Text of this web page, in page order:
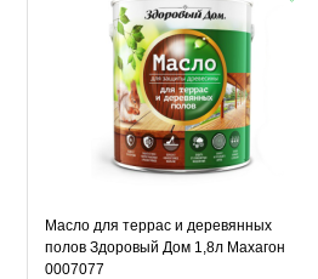
Масло для террас и деревянных
полов Здоровый Дом 1,8л Махагон
0007077